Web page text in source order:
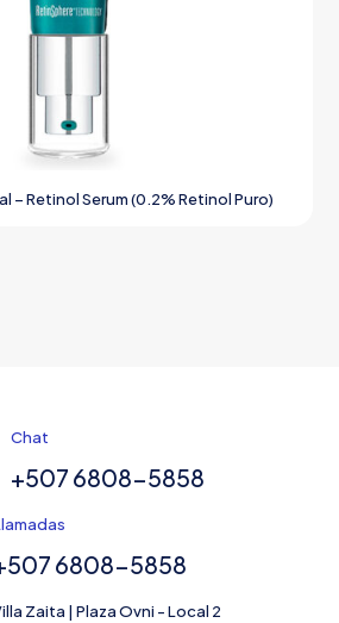
– Retinol Serum (0.2% Retinol Puro)
Chat
+507 6808-5858
6808-5858
Zaita | Plaza Ovni - Local 2